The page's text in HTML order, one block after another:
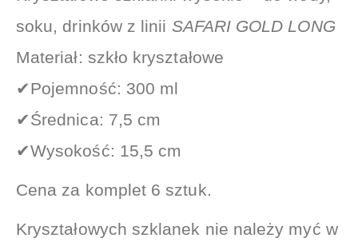
soku, drinków z linii SAFARI GOLD LONG
Materiał: szkło kryształowe
✔Pojemność: 300 ml
✔Średnica: 7,5 cm
✔Wysokość: 15,5 cm
Cena za komplet 6 sztuk.
Kryształowych szklanek nie należy myć w